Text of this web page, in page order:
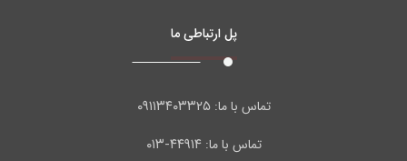
پل ارتباطی ما
تماس با ما:۰۹۱۱۳۴۰۳۳۲۵
تماس با ما: ۴۴۹۱۴-۰۱۳